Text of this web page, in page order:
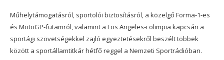
Műhelytámogatásról, sportolói biztosításról, a közelgő Forma-1-es
és MotoGP-futamról, valamint a Los Angeles-i olimpia kapcsán a
sportági szövetségekkel zajló egyeztetésekről beszélt többek
között a sportállamtitkár hétfő reggel a Nemzeti Sportrádióban.